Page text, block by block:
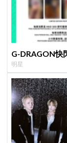
G-DRAGON快
明星